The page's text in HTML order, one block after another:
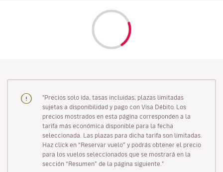
"Precios solo ida, tasas incluidas, plazas limitadas
sujetas a disponibilidad y pago con Visa Débito. Los
precios mostrados en esta página corresponden a la
tarifa más económica disponible para la fecha
seleccionada. Las plazas para dicha tarifa son limitadas.
Haz click en “Reservar vuelo” y podrás obtener el precio
para los vuelos seleccionados que se mostrará en la
sección “Resumen” de la página siguiente."